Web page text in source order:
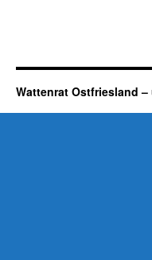
Wattenrat Ostfriesland